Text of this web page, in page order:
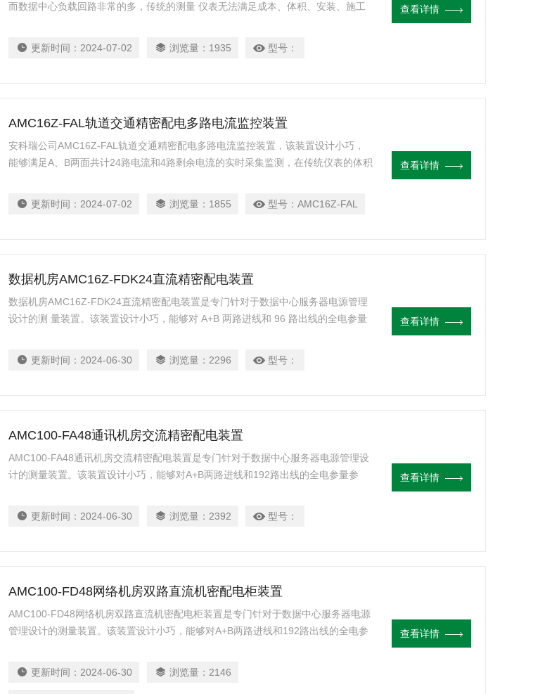
而数据中心负载回路非常的多，传统的测量 仪表无法满足成本、体积、安装、施工
更新时间： 2024-07-02 浏览量： 1935 型号：
查看详情
AMC16Z-FAL轨道交通精密配电多路电流监控装置
安科瑞公司AMC16Z-FAL轨道交通精密配电多路电流监控装置，该装置设计小巧，
能够满足A、B两面共计24路电流和4路剩余电流的实时采集监测，在传统仪表的体积
更新时间： 2024-07-02 浏览量： 1855 型号： AMC16Z-FAL
查看详情
数据机房AMC16Z-FDK24直流精密配电装置
数据机房AMC16Z-FDK24直流精密配电装置是专门针对于数据中心服务器电源管理
设计的测 量装置。该装置设计小巧，能够对 A+B 两路进线和 96 路出线的全电参量
更新时间： 2024-06-30 浏览量： 2296 型号：
查看详情
AMC100-FA48通讯机房交流精密配电装置
AMC100-FA48通讯机房交流精密配电装置是专门针对于数据中心服务器电源管理设
计的测量装置。该装置设计小巧，能够对A+B两路进线和192路出线的全电参量参
更新时间： 2024-06-30 浏览量： 2392 型号：
查看详情
AMC100-FD48网络机房双路直流机密配电柜装置
AMC100-FD48网络机房双路直流机密配电柜装置是专门针对于数据中心服务器电源
管理设计的测量装置。该装置设计小巧，能够对A+B两路进线和192路出线的全电参
更新时间： 2024-06-30 浏览量： 2146
查看详情